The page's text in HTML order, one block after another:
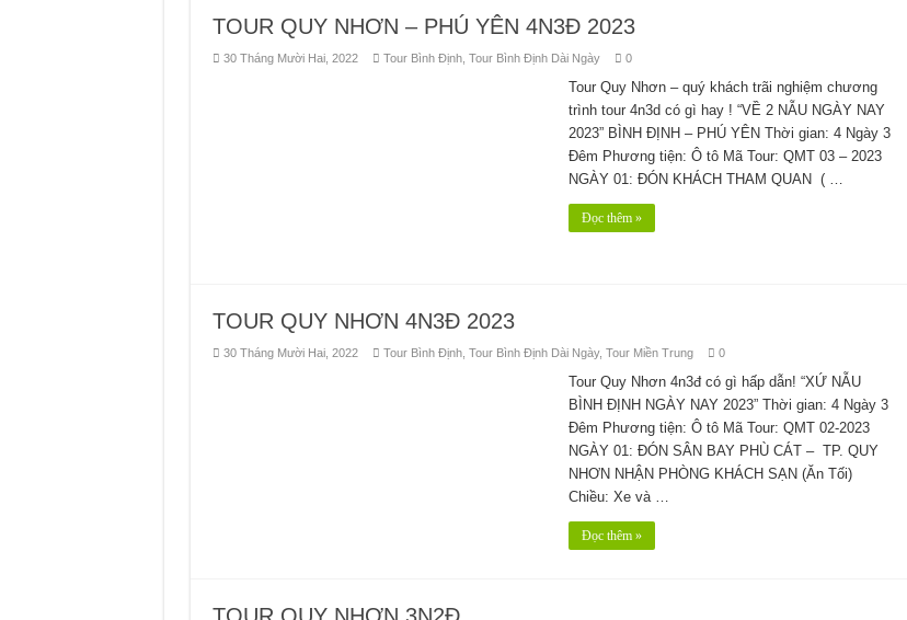
TOUR QUY NHƠN – PHÚ YÊN 4N3Đ 2023
30 Tháng Mười Hai, 2022 Tour Bình Định, Tour Bình Định Dài Ngày 0
Tour Quy Nhơn – quý khách trãi nghiệm chương
trình tour 4n3d có gì hay ! “VỀ 2 NẪU NGÀY NAY
2023” BÌNH ĐỊNH – PHÚ YÊN Thời gian: 4 Ngày 3
Đêm Phương tiện: Ô tô Mã Tour: QMT 03 – 2023
NGÀY 01: ĐÓN KHÁCH THAM QUAN ( …
Đọc thêm »
TOUR QUY NHƠN 4N3Đ 2023
30 Tháng Mười Hai, 2022 Tour Bình Định, Tour Bình Định Dài Ngày, Tour Miền Trung 0
Tour Quy Nhơn 4n3đ có gì hấp dẫn! “XỨ NẪU
BÌNH ĐỊNH NGÀY NAY 2023” Thời gian: 4 Ngày 3
Đêm Phương tiện: Ô tô Mã Tour: QMT 02-2023
NGÀY 01: ĐÓN SÂN BAY PHÙ CÁT – TP. QUY
NHƠN NHẬN PHÒNG KHÁCH SẠN (Ăn Tối)
Chiều: Xe và …
Đọc thêm »